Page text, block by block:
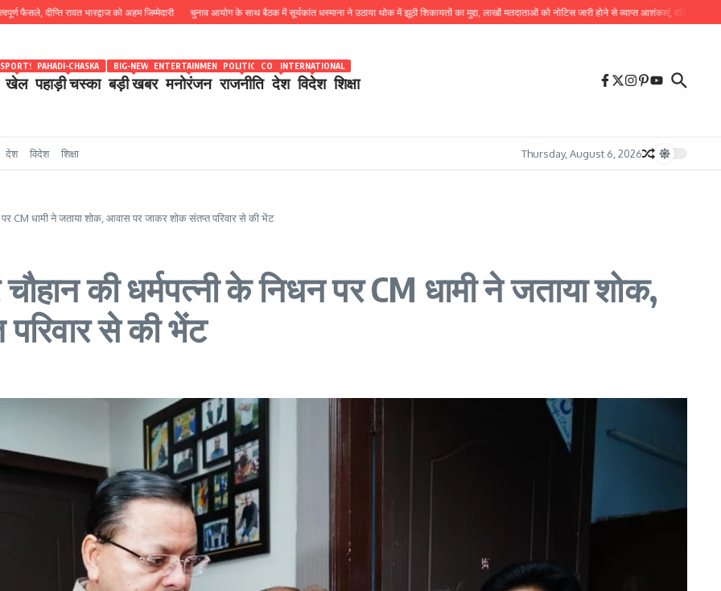
रावत भारद्वाज को अहम जिम्मेदारी चुनाव आयोग के साथ बैठक में सूर्यकांत धस्माना ने उठाया थोक में झूठी शिकायतों का मुद्दा, लाखों मतदाताओं को नोटिस जारी होने से व्याप्त आशंकाएं, वरिष्ठ नागरिकों के
खेल
SPORTS
पहाड़ी चस्का
PAHADI-CHASKA
बड़ी खबर
BIG-NEWS
मनोरंजन
ENTERTAINMENT
राजनीति
POLITICS
देश
COUNTRY
विदेश
INTERNATIONAL
शिक्षा
देश विदेश शिक्षा Thursday, August 6, 2026
पर CM धामी ने जताया शोक, आवास पर जाकर शोक संतप्त परिवार से की भेंट
चौहान की धर्मपत्नी के निधन पर CM धामी ने जताया शोक,
से की भेंट